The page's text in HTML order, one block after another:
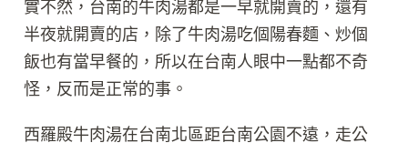
實不然，台南的牛肉湯都是一早就開賣的，還有
半夜就開賣的店，除了牛肉湯吃個陽春麵、炒個
飯也有當早餐的，所以在台南人眼中一點都不奇
怪，反而是正常的事。
西羅殿牛肉湯在台南北區距台南公園不遠，走公